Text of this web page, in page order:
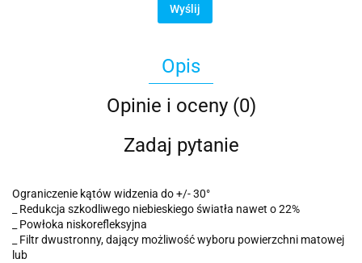
Wyślij
Opis
Opinie i oceny (0)
Zadaj pytanie
Ograniczenie kątów widzenia do +/- 30°
_ Redukcja szkodliwego niebieskiego światła nawet o 22%
_ Powłoka niskorefleksyjna
_ Filtr dwustronny, dający możliwość wyboru powierzchni matowej
lub